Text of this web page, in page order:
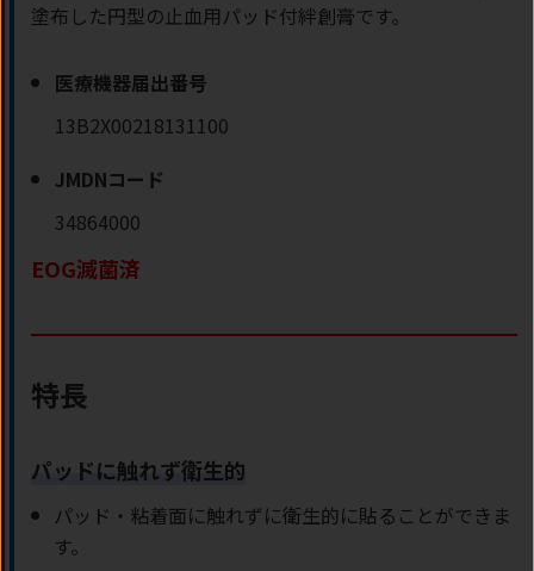
塗布した円型の止血用パッド付絆創膏です。
医療機器届出番号
13B2X00218131100
JMDNコード
34864000
EOG滅菌済
特長
パッドに触れず衛生的
パッド・粘着面に触れずに衛生的に貼ることができま
す。